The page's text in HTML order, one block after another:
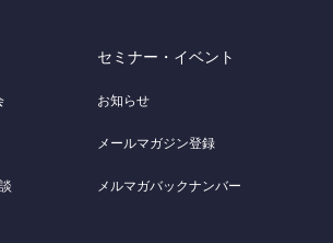
セミナー・イベント
お知らせ
メールマガジン登録
メルマガバックナンバー